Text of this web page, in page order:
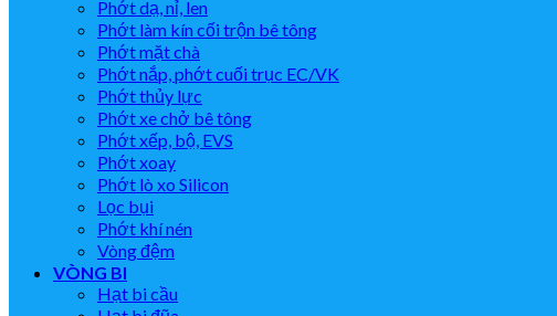
Phớt dạ, nỉ, len
Phớt làm kín cối trộn bê tông
Phớt mặt chà
Phớt nắp, phớt cuối trục EC/VK
Phớt thủy lực
Phớt xe chở bê tông
Phớt xếp, bộ, EVS
Phớt xoay
Phớt lò xo Silicon
Lọc bụi
Phớt khí nén
Vòng đệm
VÒNG BI
Hạt bi cầu